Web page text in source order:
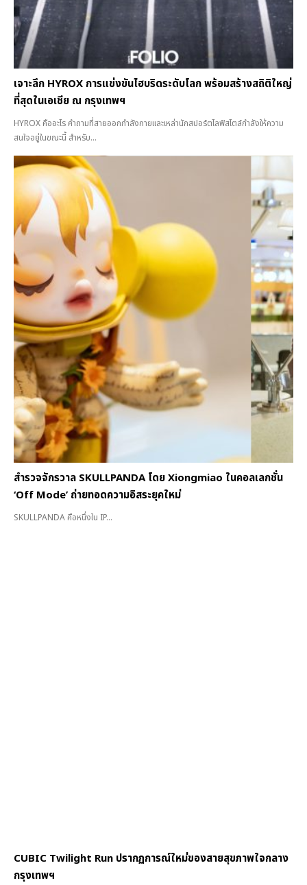
เจาะลึก HYROX การแข่งขันไฮบริดระดับโลก พร้อมสร้างสถิติใหญ่
ที่สุดในเอเชีย ณ กรุงเทพฯ
HYROX คืออะไร คำถามที่สายออกกำลังกายและเหล่านักสปอร์ตไลฟ์สไตล์กำลังให้ความ
สนใจอยู่ในขณะนี้ สำหรับ...
สำรวจจักรวาล SKULLPANDA โดย Xiongmiao ในคอลเลกชั่น
‘Off Mode’ ถ่ายทอดความอิสระยุคใหม่
SKULLPANDA คือหนึ่งใน IP...
CUBIC Twilight Run ปรากฏการณ์ใหม่ของสายสุขภาพใจกลาง
กรุงเทพฯ